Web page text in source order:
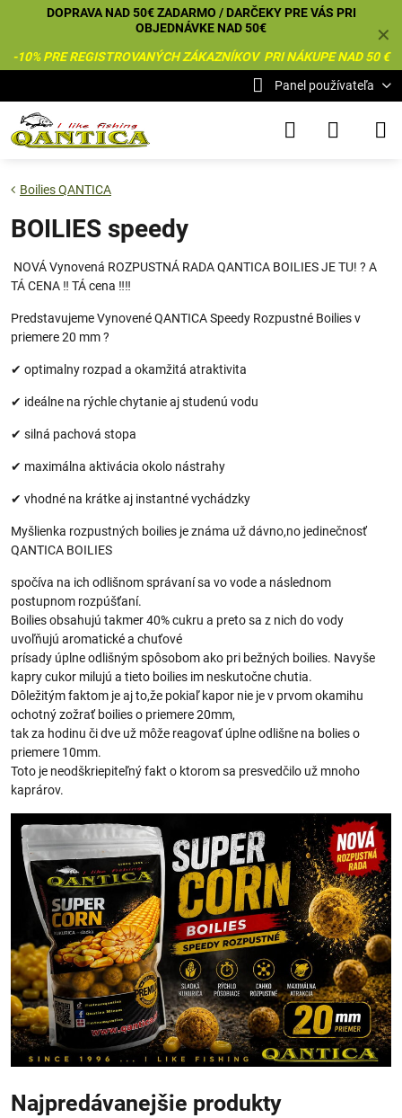
✕
DOPRAVA NAD 50€ ZADARMO / DARČEKY PRE VÁS PRI
OBJEDNÁVKE NAD 50€
-10% PRE REGISTROVANÝCH ZÁKAZNÍKOV PRI NÁKUPE NAD 50 €
Panel používateľa
Boilies QANTICA
BOILIES speedy
NOVÁ Vynovená ROZPUSTNÁ RADA QANTICA BOILIES JE TU! ? A
TÁ CENA ‼️ TÁ cena ‼️‼️
Predstavujeme Vynovené QANTICA Speedy Rozpustné Boilies v
priemere 20 mm ?
✔ optimalny rozpad a okamžitá atraktivita
✔ ideálne na rýchle chytanie aj studenú vodu
✔ silná pachová stopa
✔ maximálna aktivácia okolo nástrahy
✔ vhodné na krátke aj instantné vychádzky
Myšlienka rozpustných boilies je známa už dávno,no jedinečnosť
QANTICA BOILIES
spočíva na ich odlišnom správaní sa vo vode a následnom
postupnom rozpúšťaní.
Boilies obsahujú takmer 40% cukru a preto sa z nich do vody
uvoľňujú aromatické a chuťové
prísady úplne odlišným spôsobom ako pri bežných boilies. Navyše
kapry cukor milujú a tieto boilies im neskutočne chutia.
Dôležitým faktom je aj to,že pokiaľ kapor nie je v prvom okamihu
ochotný zožrať boilies o priemere 20mm,
tak za hodinu či dve už môže reagovať úplne odlišne na bolies o
priemere 10mm.
Toto je neodškriepiteľný fakt o ktorom sa presvedčilo už mnoho
kaprárov.
Najpredávanejšie produkty